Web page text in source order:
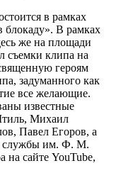
в рамках
В рамках
же на площади
съемки клипа на
героям
задуманного как
все желающие.
известные
Михаил
Павел Егоров, а
службы им. Ф. М.
на сайте YouTube,